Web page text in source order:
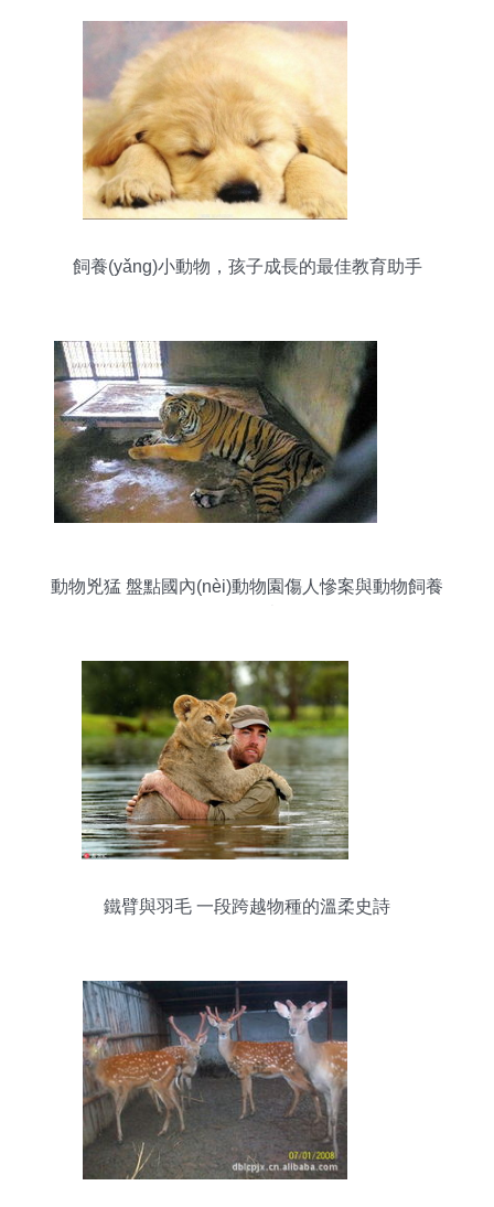
飼養(yǎng)小動物，孩子成長的最佳教育助手
動物兇猛 盤點國內(nèi)動物園傷人慘案與動物飼養
鐵臂與羽毛 一段跨越物種的溫柔史詩